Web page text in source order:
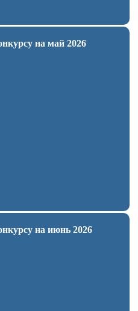
на май 2026
на июнь 2026